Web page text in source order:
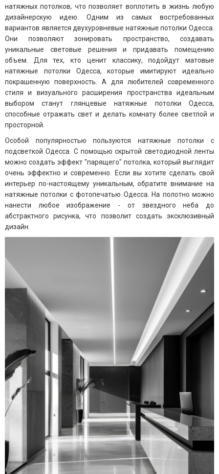
натяжных потолков, что позволяет воплотить в жизнь любую
дизайнерскую идею. Одним из самых востребованных
вариантов является двухуровневые натяжные потолки Одесса.
Они позволяют зонировать пространство, создавать
уникальные световые решения и придавать помещению
объем. Для тех, кто ценит классику, подойдут матовые
натяжные потолки Одесса, которые имитируют идеально
покрашенную поверхность. А для любителей современного
стиля и визуального расширения пространства идеальным
выбором станут глянцевые натяжные потолки Одесса,
способные отражать свет и делать комнату более светлой и
просторной.
Особой популярностью пользуются натяжные потолки с
подсветкой Одесса. С помощью скрытой светодиодной ленты
можно создать эффект "парящего" потолка, который выглядит
очень эффектно и современно. Если вы хотите сделать свой
интерьер по-настоящему уникальным, обратите внимание на
натяжные потолки с фотопечатью Одесса. На полотно можно
нанести любое изображение - от звездного неба до
абстрактного рисунка, что позволит создать эксклюзивный
дизайн.